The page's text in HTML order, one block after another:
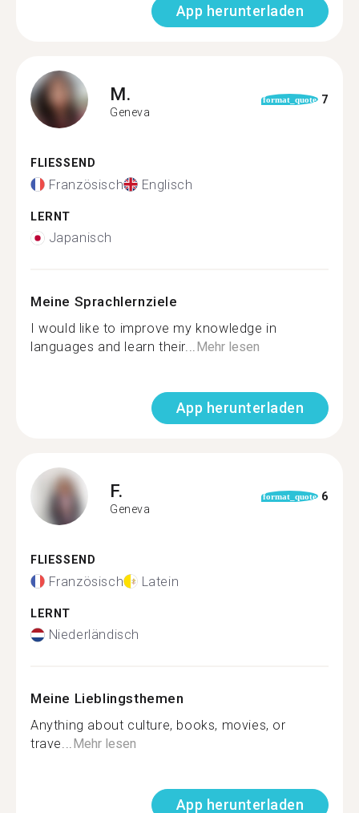
App herunterladen
M.
Geneva
format_quote 7
FLIESSEND
Französisch Englisch
LERNT
Japanisch
Meine Sprachlernziele
I would like to improve my knowledge in
languages and learn their...Mehr lesen
App herunterladen
F.
Geneva
format_quote 6
FLIESSEND
Französisch Latein
LERNT
Niederländisch
Meine Lieblingsthemen
Anything about culture, books, movies, or
trave...Mehr lesen
App herunterladen